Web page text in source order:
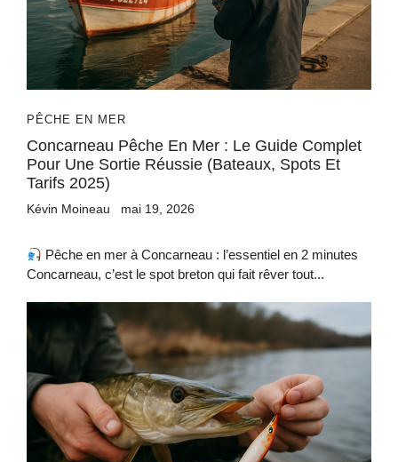
PÊCHE EN MER
Concarneau Pêche En Mer : Le Guide Complet
Pour Une Sortie Réussie (bateaux, Spots Et
Tarifs 2025)
Kévin Moineau mai 19, 2026
Pêche en mer à Concarneau : l’essentiel en 2 minutes
Concarneau, c’est le spot breton qui fait rêver tout...